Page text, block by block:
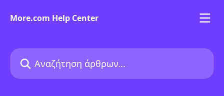
More.com Help Center
Αναζήτηση άρθρων...